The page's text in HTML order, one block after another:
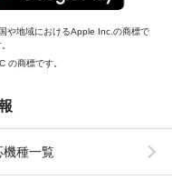
や地域におけるApple Inc.の商標で
の商標です。
機種一覧